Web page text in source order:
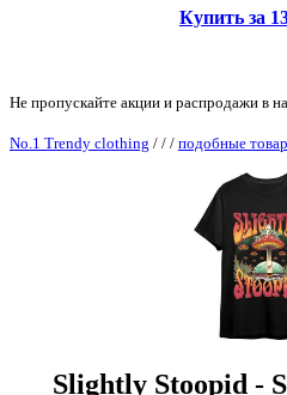
Купить за
Не пропускайте акции и распродажи в
No.1 Trendy clothing / / / подобные
Slightly Stoopid -